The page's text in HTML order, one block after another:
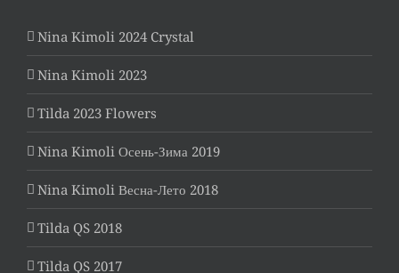
Nina Kimoli 2024 Crystal
Nina Kimoli 2023
Tilda 2023 Flowers
Nina Kimoli Осень-Зима 2019
Nina Kimoli Весна-Лето 2018
Tilda QS 2018
Tilda QS 2017